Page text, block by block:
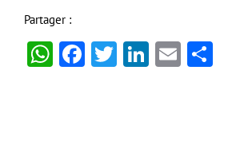
Partager :
WhatsApp
Facebook
Twitter
LinkedIn
Email